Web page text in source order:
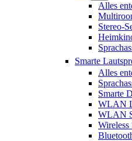
Alles
Stereo-
Smarte
Alles
Smarte
WLAN
WLAN
Wireless